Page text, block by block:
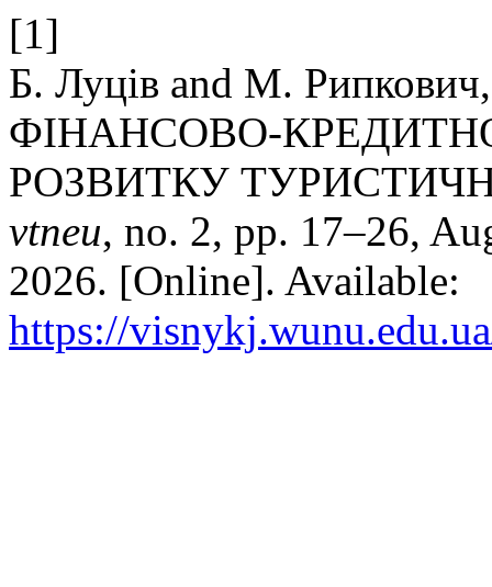
[1]
Б. Луців and М.
ФІНАНСОВО-
РОЗВИТКУ
vtneu, no. 2, pp. 17–26,
2026. [Online]. Available:
https://